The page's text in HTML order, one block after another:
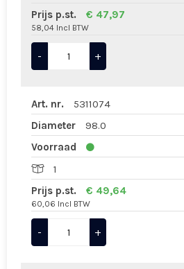
Prijs p.st.
€ 47,97
58,04 Incl BTW
- +
Art. nr.
5311074
Diameter
98.0
Voorraad
1
Prijs p.st.
€ 49,64
60,06 Incl BTW
- +